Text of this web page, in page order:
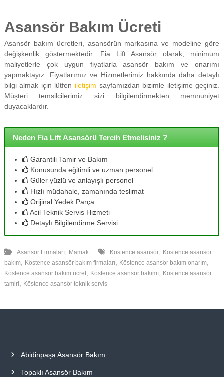
Asansör Bakım Ücreti
Asansör bakım ücretleri, asansörün markasına ve modeline göre
değişkenlik göstermektedir. Fia Lift Asansör olarak, minimum
maliyetlerle çok uygun fiyatlarla asansör bakım ve onarımı
yapmaktayız. Fiyatlarımız ve Hizmetlerimiz hakkında daha detaylı
bilgi almak için lütfen iletişim sayfamızdan bizimle iletişime geçiniz.
Müşteri temsilcilerimiz sizi bilgilendirmekten memnuniyet
duyacaklardır.
Neden Fia Lift Asansörü Tercih Etmelisiniz ?
Garantili Tamir ve Bakım
Konusunda eğitimli ve uzman personel
Güler yüzlü ve anlayışlı personel
Hızlı müdahale, zamanında teslimat
Orijinal Yedek Parça
Acil Teknik Servis Hizmeti
Detaylı Bilgilendirme Servisi
Asansör Firmaları Mamak Köstence asansör,
Köstence asansör
bakım
Köstence asansör bakım firmaları Köstence asansör bakım onarım
Köstence asansör bakım ücret, Köstence asansör bakımı
Köstence asansör
tamiri
Köstence asansör teknik servis
Abidinpaşa Asansör Bakım
Topaklı Asansör Bakım